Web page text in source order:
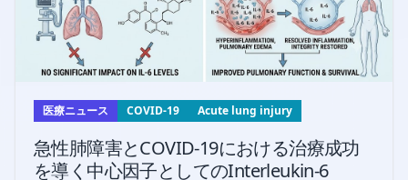
医療ニュース COVID-19 Acute lung injury
急性肺障害とCOVID-19における治療成功
を導く中心因子としてのInterleukin-6